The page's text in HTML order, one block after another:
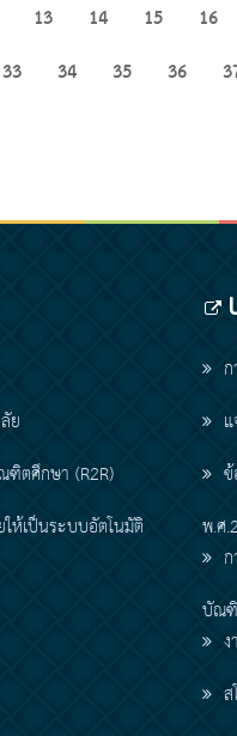
13 14 15 16
33 34 35 36
ย
ตศึกษา (R2R)
ห้เป็นระบบอัตโนมัติ
พ.ศ
บัณ